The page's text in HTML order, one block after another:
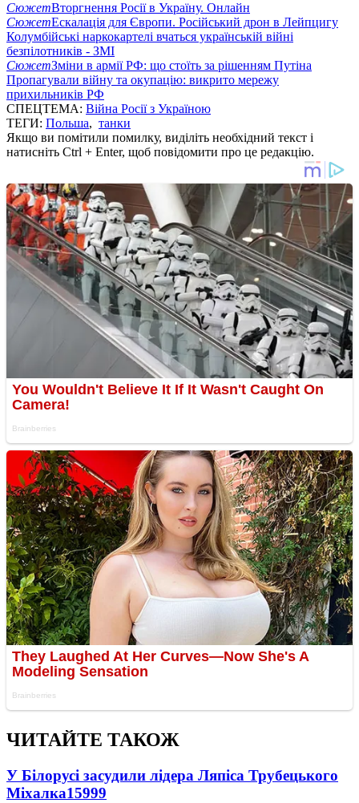
СюжетВторгнення Росії в Україну. Онлайн
СюжетЕскалація для Європи. Російський дрон в Лейпцигу
Колумбійські наркокартелі вчаться українській війні
безпілотників - ЗМІ
СюжетЗміни в армії РФ: що стоїть за рішенням Путіна
Пропагували війну та окупацію: викрито мережу
прихильників РФ
СПЕЦТЕМА: Війна Росії з Україною
ТЕГИ: Польша, танки
Якщо ви помітили помилку, виділіть необхідний текст і
натисніть Ctrl + Enter, щоб повідомити про це редакцію.
ЧИТАЙТЕ ТАКОЖ
У Білорусі засудили лідера Ляпіса Трубецького
Міхалка15999